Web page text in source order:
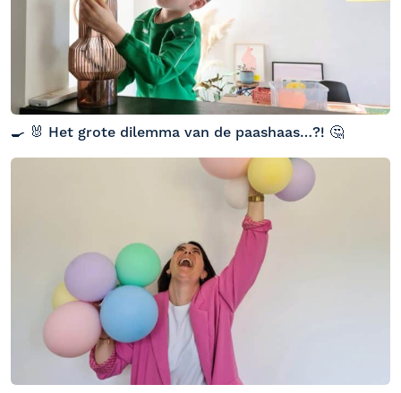
🍳 🐰 Het grote dilemma van de paashaas…?! 🤔